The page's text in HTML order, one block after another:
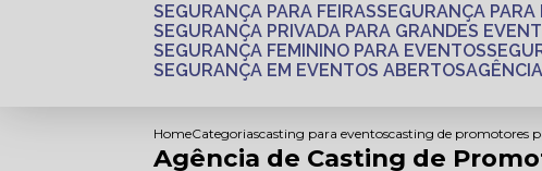
SEGURANÇA PARA FEIRAS SEGURANÇA
SEGURANÇA PRIVADA PARA GRANDES
SEGURANÇA FEMININO PARA EVENTOS
SEGURANÇA EM EVENTOS ABERTOS
HomeCategoriascasting para eventoscasting de promotores
Agência de Casting de